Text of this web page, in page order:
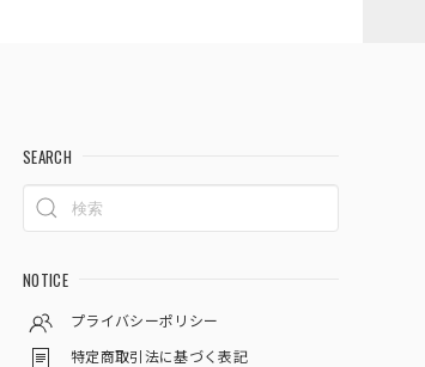
SEARCH
NOTICE
プライバシーポリシー
特定商取引法に基づく表記